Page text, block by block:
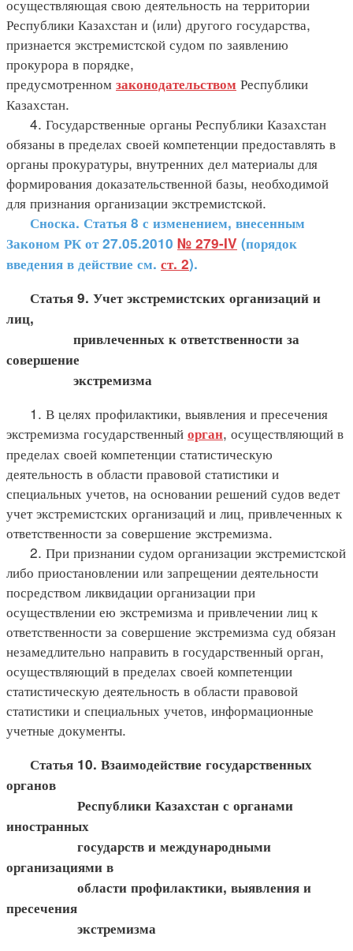
осуществляющая свою деятельность на территории
Республики Казахстан и (или) другого государства,
признается экстремистской судом по заявлению
прокурора в порядке,
предусмотренном законодательством Республики
Казахстан.
4. Государственные органы Республики Казахстан
обязаны в пределах своей компетенции предоставлять в
органы прокуратуры, внутренних дел материалы для
формирования доказательственной базы, необходимой
для признания организации экстремистской.
Сноска. Статья 8 с изменением, внесенным
Законом РК от 27.05.2010 № 279-IV (порядок
введения в действие см. ст. 2).
Статья 9. Учет экстремистских организаций и
лиц,
привлеченных к ответственности за
совершение
экстремизма
1. В целях профилактики, выявления и пресечения
экстремизма государственный орган, осуществляющий в
пределах своей компетенции статистическую
деятельность в области правовой статистики и
специальных учетов, на основании решений судов ведет
учет экстремистских организаций и лиц, привлеченных к
ответственности за совершение экстремизма.
2. При признании судом организации экстремистской
либо приостановлении или запрещении деятельности
посредством ликвидации организации при
осуществлении ею экстремизма и привлечении лиц к
ответственности за совершение экстремизма суд обязан
незамедлительно направить в государственный орган,
осуществляющий в пределах своей компетенции
статистическую деятельность в области правовой
статистики и специальных учетов, информационные
учетные документы.
Статья 10. Взаимодействие государственных
органов
Республики Казахстан с органами
иностранных
государств и международными
организациями в
области профилактики, выявления и
пресечения
экстремизма